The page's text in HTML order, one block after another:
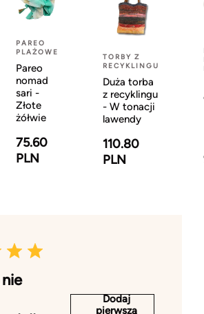
PAREO
PLAŻOWE
Pareo
nomad
sari -
Złote
żółwie
75.60
PLN
TORBY Z
RECYKLINGU
Duża torba
z recyklingu
- W tonacji
lawendy
110.80
PLN
Dodaj
pierwszą